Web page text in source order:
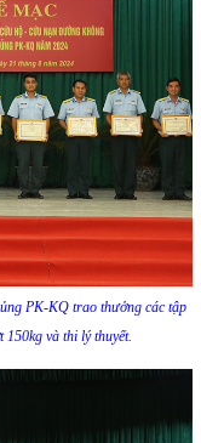
PK-KQ trao thưởng các tập
và thi lý thuyết.